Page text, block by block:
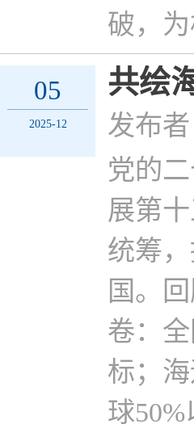
破，
05
2025-12
共绘
发布
党的
展第
统筹
国。
卷：
标；
球